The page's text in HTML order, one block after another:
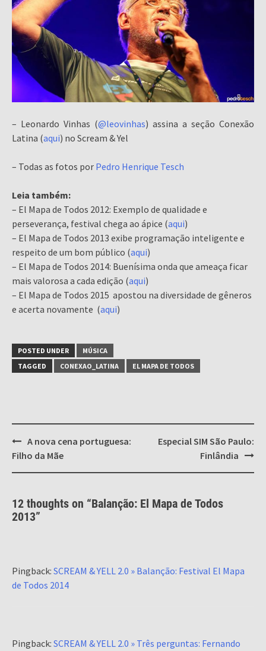
– Leonardo Vinhas (@leovinhas) assina a seção Conexão
Latina (aqui) no Scream & Yel
– Todas as fotos por Pedro Henrique Tesch
Leia também:
– El Mapa de Todos 2012: Exemplo de qualidade e
perseverança, festival chega ao ápice (aqui)
– El Mapa de Todos 2013 exibe programação inteligente e
respeito de um bom público (aqui)
– El Mapa de Todos 2014: Buenísima onda que ameaça ficar
mais valorosa a cada edição (aqui)
– El Mapa de Todos 2015 apostou na diversidade de gêneros
e acerta novamente (aqui)
POSTED UNDER
MÚSICA
TAGGED
CONEXAO_LATINA EL MAPA DE TODOS
Post
navigation
A nova cena portuguesa:
Filho da Mãe
Especial SIM São Paulo:
Finlândia
12 thoughts on “Balanção: El Mapa de Todos
2013”
Pingback: SCREAM & YELL 2.0 » Balanção: Festival El Mapa
de Todos 2014
Pingback: SCREAM & YELL 2.0 » Três perguntas: Fernando